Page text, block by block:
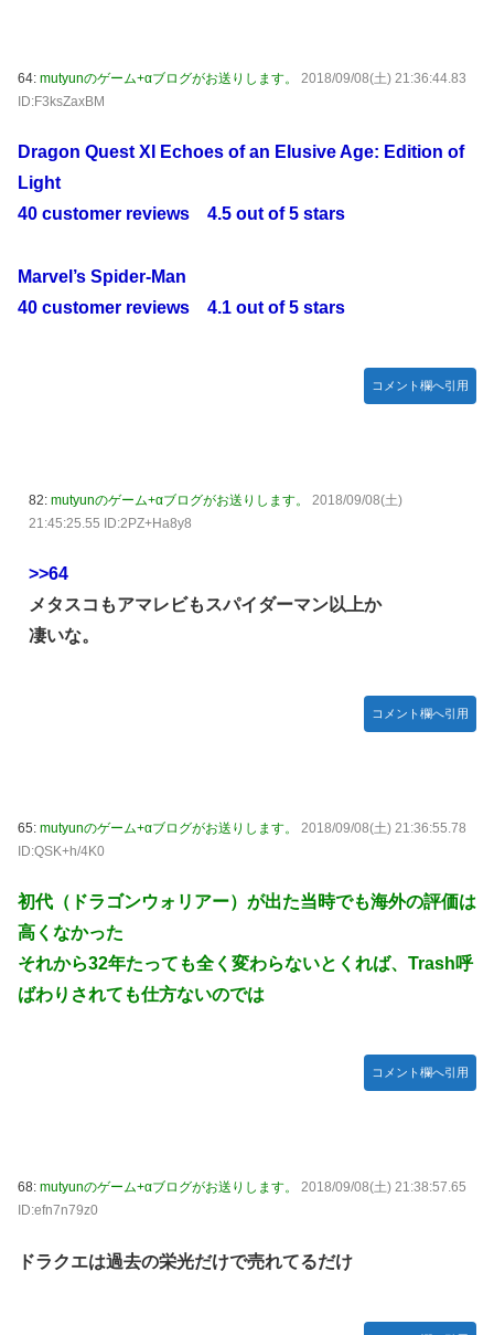
64: mutyunのゲーム+αブログがお送りします。
2018/09/08(土) 21:36:44.83
ID:F3ksZaxBM
Dragon Quest XI Echoes of an Elusive Age: Edition of
Light
40 customer reviews 4.5 out of 5 stars
Marvel’s Spider-Man
40 customer reviews 4.1 out of 5 stars
コメント欄へ引用
82: mutyunのゲーム+αブログがお送りします。
2018/09/08(土)
21:45:25.55 ID:2PZ+Ha8y8
>>64
メタスコもアマレビもスパイダーマン以上か
凄いな。
コメント欄へ引用
65: mutyunのゲーム+αブログがお送りします。
2018/09/08(土) 21:36:55.78
ID:QSK+h/4K0
初代（ドラゴンウォリアー）が出た当時でも海外の評価は
高くなかった
それから32年たっても全く変わらないとくれば、Trash呼
ばわりされても仕方ないのでは
コメント欄へ引用
68: mutyunのゲーム+αブログがお送りします。
2018/09/08(土) 21:38:57.65
ID:efn7n79z0
ドラクエは過去の栄光だけで売れてるだけ